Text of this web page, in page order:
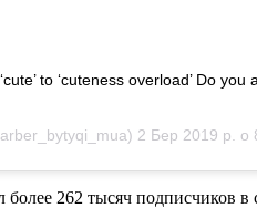
to ‘cuteness overload’ Do you
2 Бер 2019 р. о
262 тысяч подписчиков